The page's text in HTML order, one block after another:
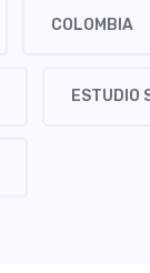
COLOMBIA
ESTUDIO